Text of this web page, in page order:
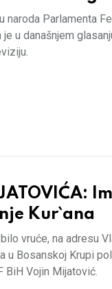
Parlamenta
u današnjem
Kur`ana
vruće, na adresu
u Bosanskoj Krupi
BiH Vojin Mijatović.